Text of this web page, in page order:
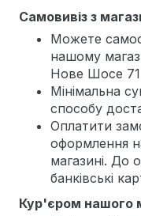
Самовивіз з
Можете
нашому
Нове Шосе 71
Мінімальна
способу
Оплатити
оформлення
магазині. До
банківські
Кур'єром нашого